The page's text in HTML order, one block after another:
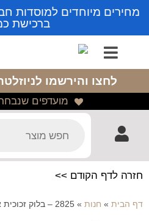
מחירים מיוחדים למוסדות
ברכישת
לחצו והירשמו
מועדפים
חזרה לדף הקודם >>
דף הבית » חנות » 2825 – בלוק זכוכית אקרילית של ברכת אשר יצר